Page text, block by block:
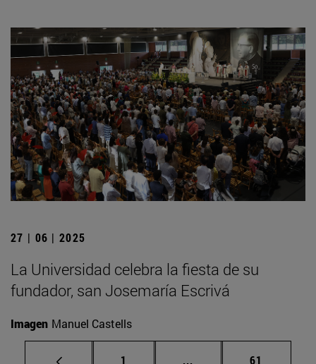
27 | 06 | 2025
La Universidad celebra la fiesta de su
fundador, san Josemaría Escrivá
Imagen Manuel Castells
Página
1 ... Páginas intermedias
Página
61